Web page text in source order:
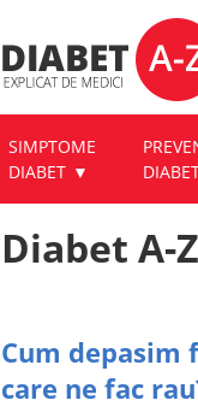
SIMPTOME
DIABET
Diabet A-
Cum depasim
care ne fac